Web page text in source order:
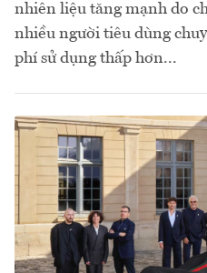
nhiên liệu tăng mạnh do
nhiều người tiêu dùng
phí sử dụng thấp hơn...